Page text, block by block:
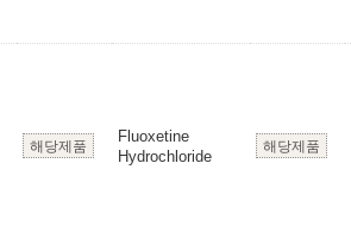
해당제품
Fluoxetine
Hydrochloride
해당제품